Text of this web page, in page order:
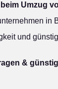
Umzug
in
und
&